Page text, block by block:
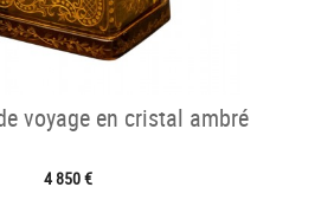
voyage en cristal ambré
4 850 €